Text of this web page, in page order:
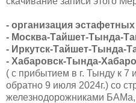
- организация
- Москва-Тайшет-Тында-
- Иркутск-Тайшет-Тында-
- Хабаровск-Тында-
( с прибытием в г. Тынду к 7
обратно 9 июля 2024г.) со
железнодорожниками БАМа,